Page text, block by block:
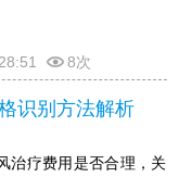
8次
识别方法解析
治疗费用是否合理，关